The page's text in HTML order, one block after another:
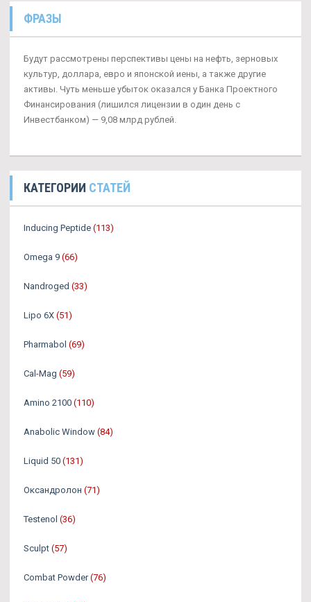
ФРАЗЫ
Будут рассмотрены перспективы цены на нефть, зерновых
культур, доллара, евро и японской иены, а также другие
активы. Чуть меньше убыток оказался у Банка Проектного
Финансирования (лишился лицензии в один день с
Инвестбанком) — 9,08 млрд рублей.
КАТЕГОРИИ СТАТЕЙ
Inducing Peptide (113)
Omega 9 (66)
Nandroged (33)
Lipo 6X (51)
Pharmabol (69)
Cal-Mag (59)
Amino 2100 (110)
Anabolic Window (84)
Liquid 50 (131)
Оксандролон (71)
Testenol (36)
Sculpt (57)
Combat Powder (76)